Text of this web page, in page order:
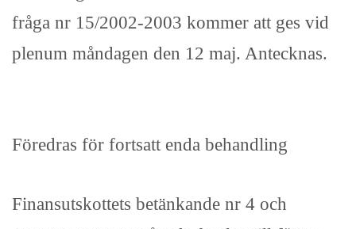
fråga nr 15/2002-2003 kommer att ges vid
plenum måndagen den 12 maj. Antecknas.
Föredras för fortsatt enda behandling
Finansutskottets betänkande nr 4 och